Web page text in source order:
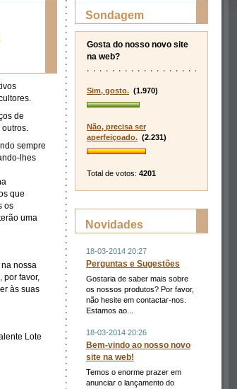
de
sempre
lhes
que
os
uma
nossa
por favor,
às suas
Lote
Sondagem
Gosta do nosso novo site
na web?
Sim, gosto. (1.970)
Não, precisa ser
aperfeiçoado. (2.231)
Total de votos: 4201
Novidades
18-03-2014 20:27
Perguntas e Sugestões
Gostaria de saber mais sobre
os nossos produtos? Por favor,
não hesite em contactar-nos.
Estamos ao...
18-03-2014 20:26
Bem-vindo ao nosso novo
site na web!
Temos o enorme prazer em
anunciar o lançamento do